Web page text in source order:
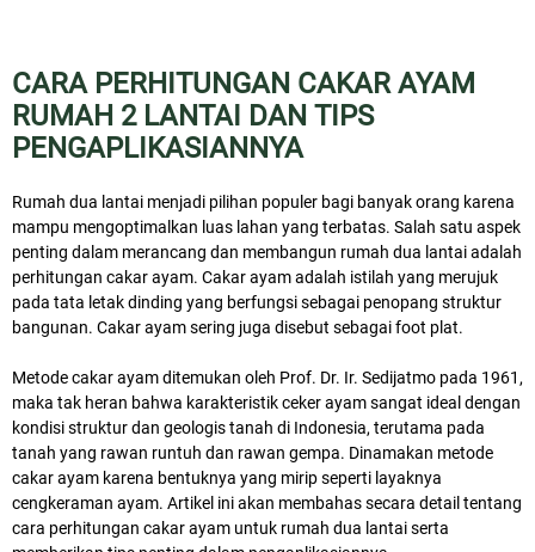
CARA PERHITUNGAN CAKAR AYAM
RUMAH 2 LANTAI DAN TIPS
PENGAPLIKASIANNYA
Rumah dua lantai menjadi pilihan populer bagi banyak orang karena
mampu mengoptimalkan luas lahan yang terbatas. Salah satu aspek
penting dalam merancang dan membangun rumah dua lantai adalah
perhitungan cakar ayam. Cakar ayam adalah istilah yang merujuk
pada tata letak dinding yang berfungsi sebagai penopang struktur
bangunan. Cakar ayam sering juga disebut sebagai foot plat.
Metode cakar ayam ditemukan oleh Prof. Dr. Ir. Sedijatmo pada 1961,
maka tak heran bahwa karakteristik ceker ayam sangat ideal dengan
kondisi struktur dan geologis tanah di Indonesia, terutama pada
tanah yang rawan runtuh dan rawan gempa. Dinamakan metode
cakar ayam karena bentuknya yang mirip seperti layaknya
cengkeraman ayam. Artikel ini akan membahas secara detail tentang
cara perhitungan cakar ayam untuk rumah dua lantai serta